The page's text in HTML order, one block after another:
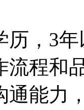
历，3
流程和
通能力